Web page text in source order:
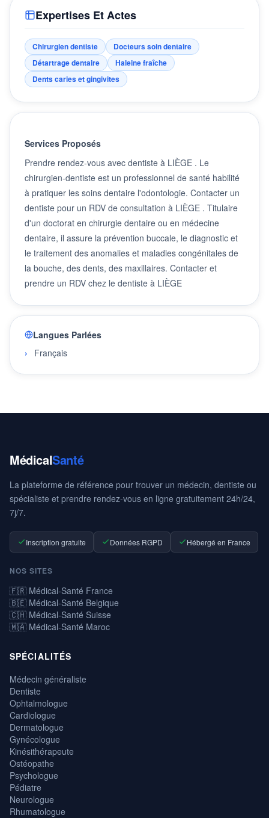
Expertises Et Actes
Chirurgien dentiste
Docteurs soin dentaire
Détartrage dentaire
Haleine fraîche
Dents caries et gingivites
Services Proposés
Prendre rendez-vous avec dentiste à LIÈGE . Le
chirurgien-dentiste est un professionnel de santé habilité
à pratiquer les soins dentaire l'odontologie. Contacter un
dentiste pour un RDV de consultation à LIÈGE . Titulaire
d'un doctorat en chirurgie dentaire ou en médecine
dentaire, il assure la prévention buccale, le diagnostic et
le traitement des anomalies et maladies congénitales de
la bouche, des dents, des maxillaires. Contacter et
prendre un RDV chez le dentiste à LIÈGE
Langues Parlées
Français
MédicalSanté
La plateforme de référence pour trouver un médecin, dentiste ou
spécialiste et prendre rendez-vous en ligne gratuitement 24h/24,
7j/7.
Inscription gratuite Données RGPD Hébergé en France
NOS SITES
🇫🇷 Médical-Santé France
🇧🇪 Médical-Santé Belgique
🇨🇭 Médical-Santé Suisse
🇲🇦 Médical-Santé Maroc
SPÉCIALITÉS
Médecin généraliste
Dentiste
Ophtalmologue
Cardiologue
Dermatologue
Gynécologue
Kinésithérapeute
Ostéopathe
Psychologue
Pédiatre
Neurologue
Rhumatologue